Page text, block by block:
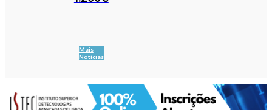
Mais
Notícias